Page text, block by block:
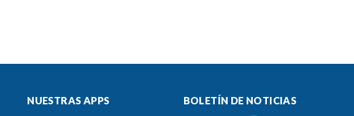
NUESTRAS APPS BOLETÍN DE NOTICIAS